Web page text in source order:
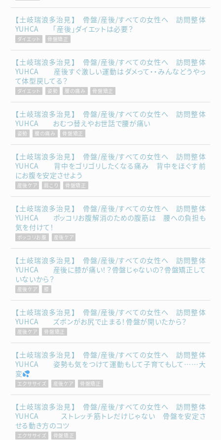
【土岐瑞浪多治見】 骨盤/産後/すべての女性へ 訪問整体
YUHCA 「産後」ダイエットは必要？
ダイエット 骨盤矯正
【土岐瑞浪多治見】 骨盤/産後/すべての女性へ 訪問整体
YUHCA 産後すぐ激しい運動はダメって・・みんなどうやっ
て体型戻してる？
ダイエット 姿勢 腰の痛み 骨盤矯正
【土岐瑞浪多治見】 骨盤/産後/すべての女性へ 訪問整体
YUHCA おむつ替えやお世話で腰が痛い
姿勢 腰の痛み 骨盤矯正
【土岐瑞浪多治見】 骨盤/産後/すべての女性へ 訪問整体
YUHCA 背中をゴリゴリしたくなる痛み 背中をほぐす前
にお腹を安定させよう
産後ケア 肩こり 骨盤矯正
【土岐瑞浪多治見】 骨盤/産後/すべての女性へ 訪問整体
YUHCA ポッコリお腹解消のための腹筋は 腰への負担も
気を付けて！
ポッコリお腹 産後ケア
【土岐瑞浪多治見】 骨盤/産後/すべての女性へ 訪問整体
YUHCA 産後に膝が痛い！？骨盤じゃないの？骨盤矯正して
いないから？
産後ケア 膝
【土岐瑞浪多治見】 骨盤/産後/すべての女性へ 訪問整体
YUHCA ズボンがお尻で止まる！骨盤が開いたから？
産後ケア 骨盤矯正
【土岐瑞浪多治見】 骨盤/産後/すべての女性へ 訪問整体
YUHCA 姿勢も気をつけて運動もして子育てもして……大
変
エクササイズ 産後ケア 骨盤矯正
【土岐瑞浪多治見】 骨盤/産後/すべての女性へ 訪問整体
YUHCA ストレッチ筋トレだけじゃない 骨盤を安定さ
せる動き方のコツ
エクササイズ 骨盤矯正